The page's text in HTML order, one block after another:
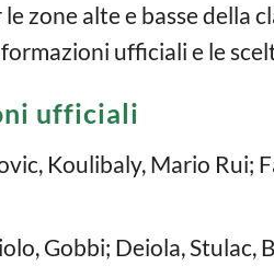
zone alte e basse della
formazioni ufficiali e le
ufficiali
Koulibaly, Mario Rui;
Gobbi; Deiola,